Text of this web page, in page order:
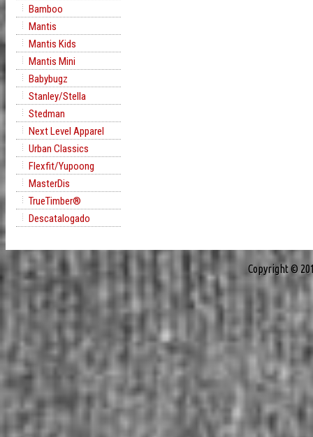
Bamboo
Mantis
Mantis Kids
Mantis Mini
Babybugz
Stanley/Stella
Stedman
Next Level Apparel
Urban Classics
Flexfit/Yupoong
MasterDis
TrueTimber®
Descatalogado
Copyright ©